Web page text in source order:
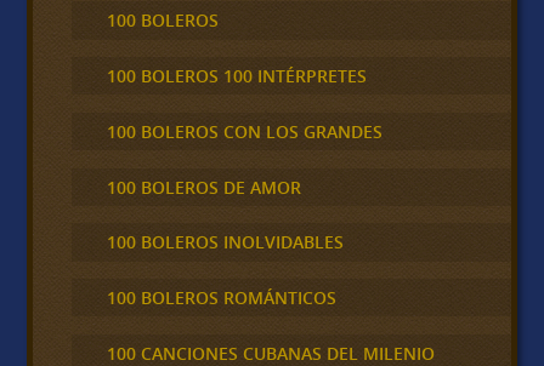
100 BOLEROS
100 BOLEROS 100 INTÉRPRETES
100 BOLEROS CON LOS GRANDES
100 BOLEROS DE AMOR
100 BOLEROS INOLVIDABLES
100 BOLEROS ROMÁNTICOS
100 CANCIONES CUBANAS DEL MILENIO